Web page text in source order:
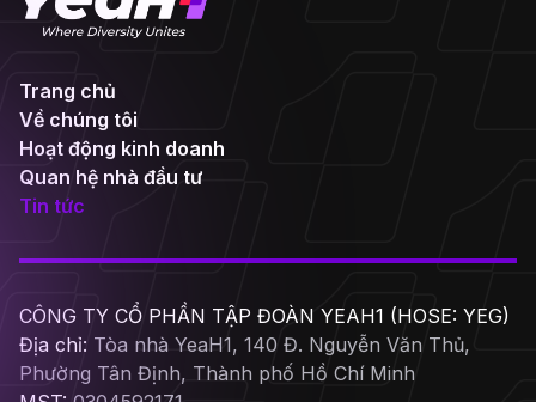
Trang chủ
Về chúng tôi
Hoạt động kinh doanh
Quan hệ nhà đầu tư
Tin tức
CÔNG TY CỔ PHẦN TẬP ĐOÀN YEAH1 (HOSE: YEG)
Địa chỉ: Tòa nhà YeaH1, 140 Đ. Nguyễn Văn Thủ,
Phường Tân Định, Thành phố Hồ Chí Minh